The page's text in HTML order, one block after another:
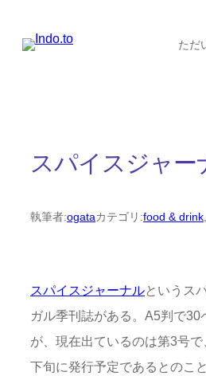
ただ
スパイスジャー
執筆者:ogataカテゴリ:food & drink,
スパイスジャーナルというス
ガル季刊誌がある。A5判で30
が、現在出ているのは第3号
下旬に発行予定であるとのこ